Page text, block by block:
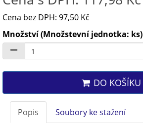
Cena bez DPH: 97,50 Kč
Množství (Množstevní jednotka: ks)
DO KOŠÍKU
Popis Soubory ke stažení